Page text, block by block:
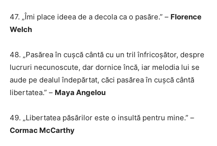
47. „Îmi place ideea de a decola ca o pasăre.” – Florence
Welch
48. „Pasărea în cușcă cântă cu un tril înfricoșător, despre
lucruri necunoscute, dar dornice încă, iar melodia lui se
aude pe dealul îndepărtat, căci pasărea în cușcă cântă
libertatea.” – Maya Angelou
49. „Libertatea păsărilor este o insultă pentru mine.” –
Cormac McCarthy